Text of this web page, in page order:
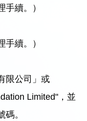
手續。）
手續。）
限公司」或
Limited"，並
。